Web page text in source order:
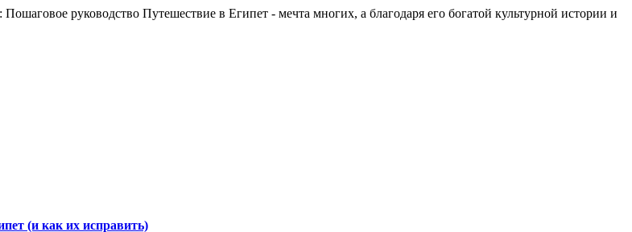
руководство Путешествие в Египет - мечта многих, а благодаря его богатой культурной истории и
(и как их исправить)